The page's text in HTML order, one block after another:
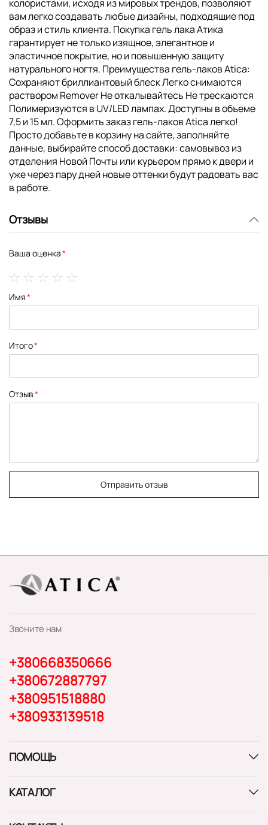
колористами, исходя из мировых трендов, позволяют
вам легко создавать любые дизайны, подходящие под
образ и стиль клиента. Покупка гель лака Атика
гарантирует не только изящное, элегантное и
эластичное покрытие, но и повышенную защиту
натурального ногтя. Преимущества гель-лаков Atica:
Сохраняют бриллиантовый блеск Легко снимаются
раствором Remover Не откалывайтесь Не трескаются
Полимеризуются в UV/LED лампах. Доступны в объеме
7,5 и 15 мл. Оформить заказ гель-лаков Atica легко!
Просто добавьте в корзину на сайте, заполняйте
данные, выбирайте способ доставки: самовывоз из
отделения Новой Почты или курьером прямо к двери и
уже через пару дней новые оттенки будут радовать вас
в работе.
Отзывы
Ваша оценка
star
stars
stars
stars
stars
Имя
Итого
Отзыв
Отправить отзыв
Звоните нам
+380668350666
+380672887797
+380951518880
+380933139518
ПОМОЩЬ
КАТАЛОГ